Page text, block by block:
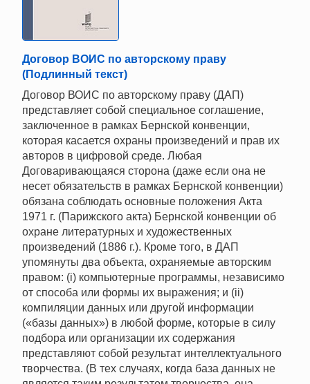
Договор ВОИС по авторскому праву
(Подлинный текст)
Договор ВОИС по авторскому праву (ДАП)
представляет собой специальное соглашение,
заключенное в рамках Бернской конвенции,
которая касается охраны произведений и прав их
авторов в цифровой среде. Любая
Договаривающаяся сторона (даже если она не
несет обязательств в рамках Бернской конвенции)
обязана соблюдать основные положения Акта
1971 г. (Парижского акта) Бернской конвенции об
охране литературных и художественных
произведений (1886 г.). Кроме того, в ДАП
упомянуты два объекта, охраняемые авторским
правом: (i) компьютерные программы, независимо
от способа или формы их выражения; и (ii)
компиляции данных или другой информации
(«базы данных») в любой форме, которые в силу
подбора или организации их содержания
представляют собой результат интеллектуального
творчества. (В тех случаях, когда база данных не